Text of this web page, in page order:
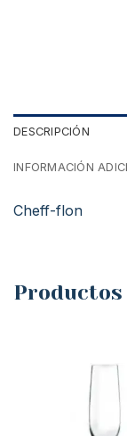
DESCRIPCIÓN
INFORMACIÓN
Cheff-flon